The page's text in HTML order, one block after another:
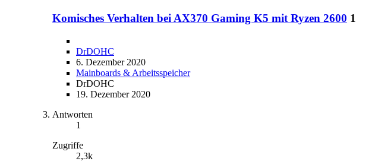
Komisches Verhalten bei AX370 Gaming K5 mit Ryzen 2600 1
DrDOHC
6. Dezember 2020
Mainboards & Arbeitsspeicher
DrDOHC
19. Dezember 2020
Antworten
1
Zugriffe
2,3k